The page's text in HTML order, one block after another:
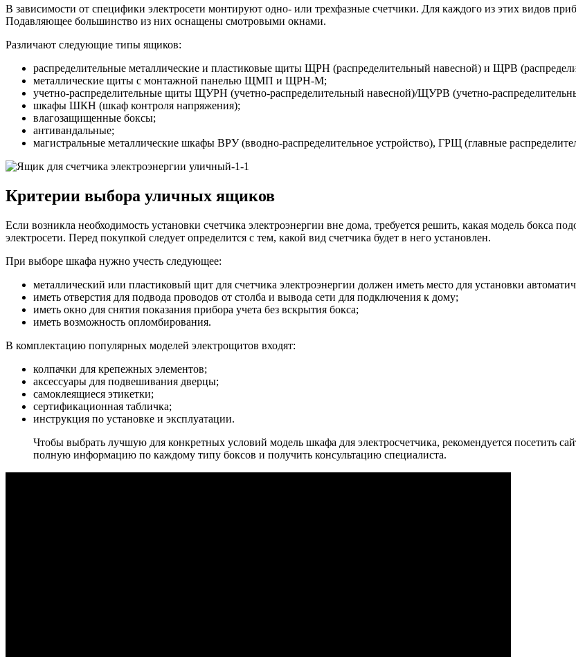
В зависимости от специфики электросети монтируют одно- или трехфазные счетчики. Для каждого из этих видов
Подавляющее большинство из них оснащены смотровыми окнами.
Различают следующие типы ящиков:
распределительные металлические и пластиковые щиты ЩРН (распределительный навесной) и ЩРВ
металлические щиты с монтажной панелью ЩМП и ЩРН-М;
учетно-распределительные щиты ЩУРН (учетно-распределительный навесной)/ЩУРВ (учетно-
шкафы ШКН (шкаф контроля напряжения);
влагозащищенные боксы;
антивандальные;
магистральные металлические шкафы ВРУ (вводно-распределительное устройство), ГРЩ (главные
Критерии выбора уличных ящиков
Если возникла необходимость установки счетчика электроэнергии вне дома, требуется решить, какая модель бокса
электросети. Перед покупкой следует определится с тем, какой вид счетчика будет в него установлен.
При выборе шкафа нужно учесть следующее:
металлический или пластиковый щит для счетчика электроэнергии должен иметь место для установки
иметь отверстия для подвода проводов от столба и вывода сети для подключения к дому;
иметь окно для снятия показания прибора учета без вскрытия бокса;
иметь возможность опломбирования.
В комплектацию популярных моделей электрощитов входят:
колпачки для крепежных элементов;
аксессуары для подвешивания дверцы;
самоклеящиеся этикетки;
сертификационная табличка;
инструкция по установке и эксплуатации.
Чтобы выбрать лучшую для конкретных условий модель шкафа для электросчетчика, рекомендуется посетить
полную информацию по каждому типу боксов и получить консультацию специалиста.